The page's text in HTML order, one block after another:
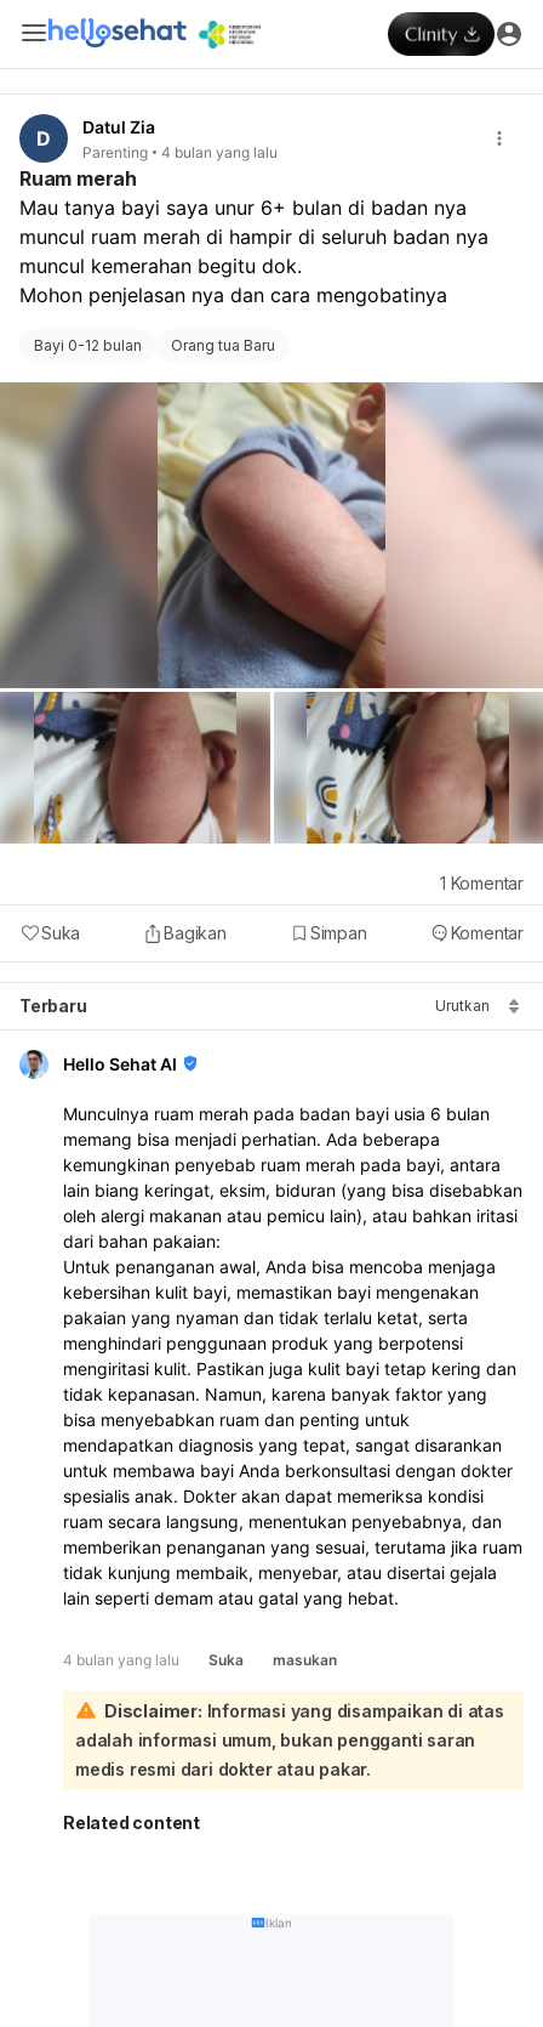
D Datul Zia
Parenting 4 bulan yang lalu
Ruam merah
Mau tanya bayi saya unur 6+ bulan di badan nya
muncul ruam merah di hampir di seluruh badan nya
muncul kemerahan begitu dok.
Mohon penjelasan nya dan cara mengobatinya
Bayi 0-12 bulan Orang tua Baru
Suka Bagikan Simpan Komentar
1 Komentar
Terbaru Urutkan
Hello Sehat AI
Munculnya ruam merah pada badan bayi usia 6 bulan
memang bisa menjadi perhatian. Ada beberapa
kemungkinan penyebab ruam merah pada bayi, antara
lain biang keringat, eksim, biduran (yang bisa disebabkan
oleh alergi makanan atau pemicu lain), atau bahkan iritasi
dari bahan pakaian:
Untuk penanganan awal, Anda bisa mencoba menjaga
kebersihan kulit bayi, memastikan bayi mengenakan
pakaian yang nyaman dan tidak terlalu ketat, serta
menghindari penggunaan produk yang berpotensi
mengiritasi kulit. Pastikan juga kulit bayi tetap kering dan
tidak kepanasan. Namun, karena banyak faktor yang
bisa menyebabkan ruam dan penting untuk
mendapatkan diagnosis yang tepat, sangat disarankan
untuk membawa bayi Anda berkonsultasi dengan dokter
spesialis anak. Dokter akan dapat memeriksa kondisi
ruam secara langsung, menentukan penyebabnya, dan
memberikan penanganan yang sesuai, terutama jika ruam
tidak kunjung membaik, menyebar, atau disertai gejala
lain seperti demam atau gatal yang hebat.
4 bulan yang lalu Suka masukan
Disclaimer: Informasi yang disampaikan di atas
adalah informasi umum, bukan pengganti saran
medis resmi dari dokter atau pakar.
Related content
Iklan